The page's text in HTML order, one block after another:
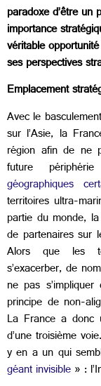
paradoxe d’être
importance
véritable
ses perspectives
Emplacement
Avec le
sur l’Asie, la
région afin de ne
future
géographiques
territoires ultra-
partie du monde,
de partenaires sur
Alors que les
s’exacerber, de
ne pas
principe de non-
La France a donc
d’une troisième
y en a un qui
géant invisible» :